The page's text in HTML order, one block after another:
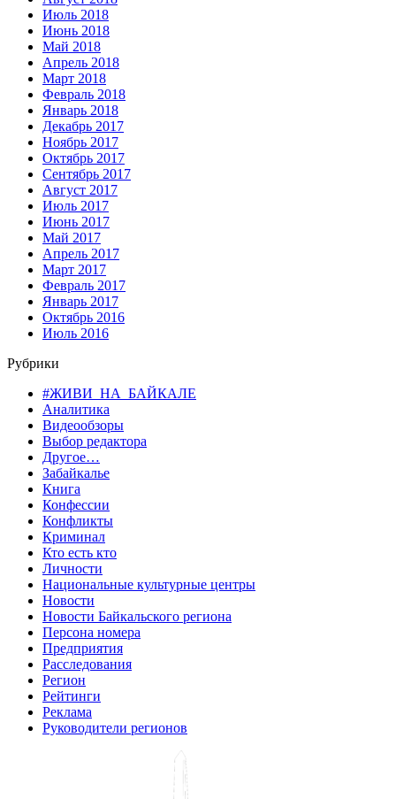
Июль 2018
Июнь 2018
Май 2018
Апрель 2018
Март 2018
Февраль 2018
Январь 2018
Декабрь 2017
Ноябрь 2017
Октябрь 2017
Сентябрь 2017
Август 2017
Июль 2017
Июнь 2017
Май 2017
Апрель 2017
Март 2017
Февраль 2017
Январь 2017
Октябрь 2016
Июль 2016
Рубрики
#ЖИВИ_НА_БАЙКАЛЕ
Аналитика
Видеообзоры
Выбор редактора
Другое…
Забайкалье
Книга
Конфессии
Конфликты
Криминал
Кто есть кто
Личности
Национальные культурные центры
Новости
Новости Байкальского региона
Персона номера
Предприятия
Расследования
Регион
Рейтинги
Реклама
Руководители регионов